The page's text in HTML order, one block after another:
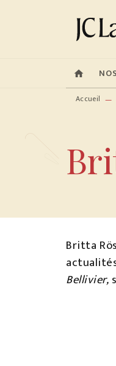
MENU
home
Accueil —
Britta
Bellivier,